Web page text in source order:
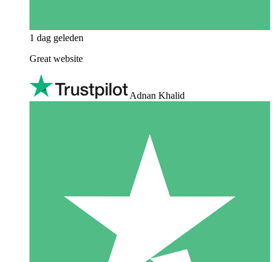
1 dag geleden
Great website
Adnan Khalid